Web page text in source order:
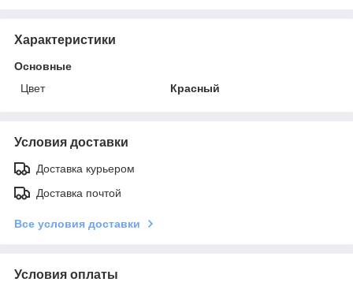
Характеристики
Основные
Цвет
Красный
Условия доставки
Доставка курьером
Доставка почтой
Все условия доставки
Условия оплаты